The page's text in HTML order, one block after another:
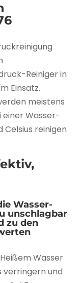
Reiniger in
Einsatz.
meistens
einer Wasser-
reinigen
Wasser-
unschlagbar
zu den
Wasser
verringern und